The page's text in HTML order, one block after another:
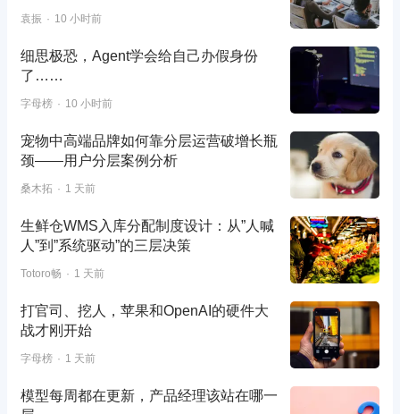
袁振 10 小时前
细思极恐，Agent学会给自己办假身份
了……
字母榜 10 小时前
宠物中高端品牌如何靠分层运营破增长瓶
颈——用户分层案例分析
桑木拓 1 天前
生鲜仓WMS入库分配制度设计：从”人喊
人”到”系统驱动”的三层决策
Totoro畅 1 天前
打官司、挖人，苹果和OpenAI的硬件大
战才刚开始
字母榜 1 天前
模型每周都在更新，产品经理该站在哪一